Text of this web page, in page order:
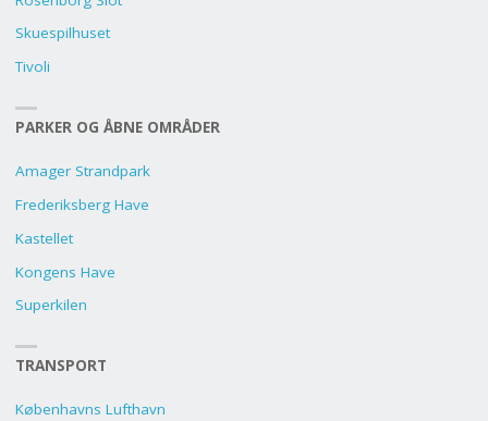
Skuespilhuset
Tivoli
PARKER OG ÅBNE OMRÅDER
Amager Strandpark
Frederiksberg Have
Kastellet
Kongens Have
Superkilen
TRANSPORT
Københavns Lufthavn